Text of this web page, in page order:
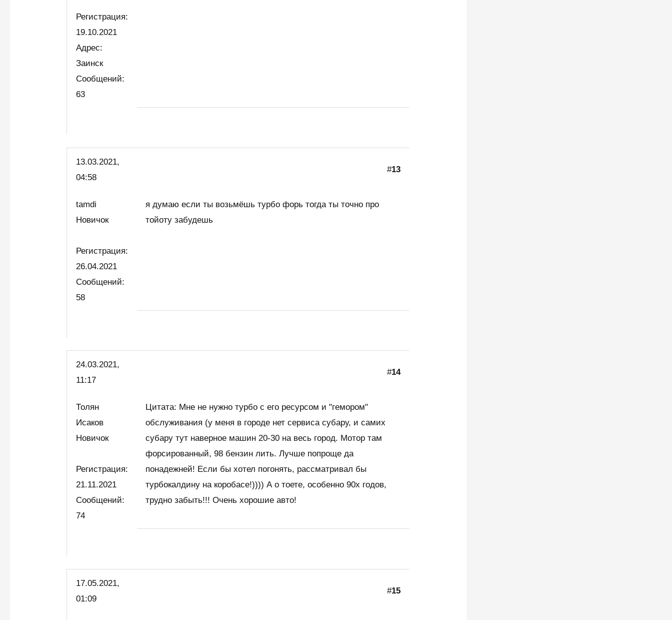
Регистрация:
19.10.2021
Адрес:
Заинск
Сообщений:
63
13.03.2021,
04:58
#13
tamdi
Новичок
Регистрация:
26.04.2021
Сообщений:
58
я думаю если ты возьмёшь турбо форь тогда ты точно про
тойоту забудешь
24.03.2021,
11:17
#14
Толян
Исаков
Новичок
Регистрация:
21.11.2021
Сообщений:
74
Цитата: Мне не нужно турбо с его ресурсом и "гемором"
обслуживания (у меня в городе нет сервиса субару, и самих
субару тут наверное машин 20-30 на весь город. Мотор там
форсированный, 98 бензин лить. Лучше попроще да
понадежней! Если бы хотел погонять, рассматривал бы
турбокалдину на коробасе!)))) А о тоете, особенно 90х годов,
трудно забыть!!! Очень хорошие авто!
17.05.2021,
01:09
#15